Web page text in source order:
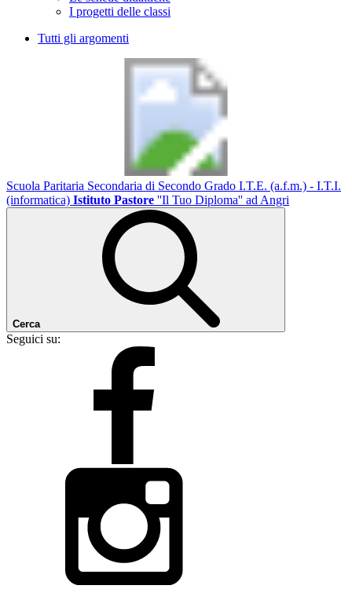
I progetti delle classi
Tutti gli argomenti
Scuola Paritaria Secondaria di Secondo Grado I.T.E. (a.f.m.) - I.T.I.
(informatica) Istituto Pastore ''Il Tuo Diploma'' ad Angri
Cerca
Seguici su: